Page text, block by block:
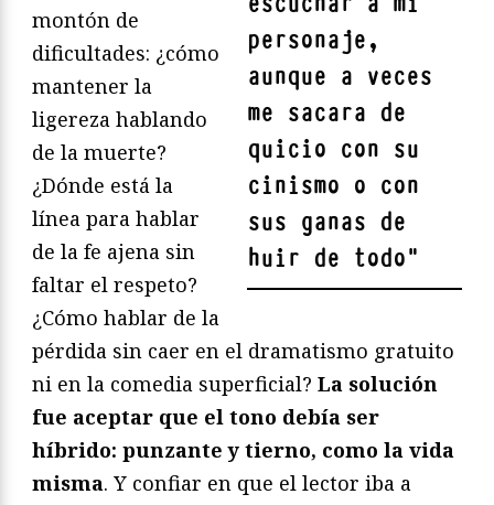
personaje,
aunque a veces
me sacara de
quicio con su
cinismo o con
sus ganas de
huir de todo"
montón de
dificultades: ¿cómo
mantener la
ligereza hablando
de la muerte?
¿Dónde está la
línea para hablar
de la fe ajena sin
faltar el respeto?
¿Cómo hablar de la
pérdida sin caer en el dramatismo gratuito
ni en la comedia superficial? La solución
fue aceptar que el tono debía ser
híbrido: punzante y tierno, como la vida
misma. Y confiar en que el lector iba a